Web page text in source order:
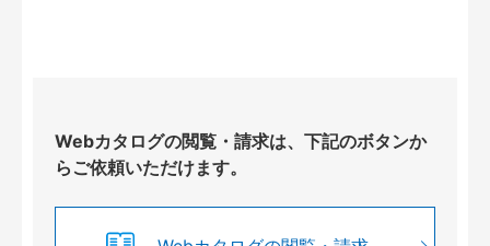
Webカタログの閲覧・請求は、下記のボタンか
らご依頼いただけます。